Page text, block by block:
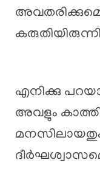
എനിക്കു
അവളും